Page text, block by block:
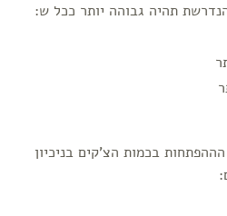
תהיה גבוהה יותר ככל ש:
בכמות הצ'קים בניכיון